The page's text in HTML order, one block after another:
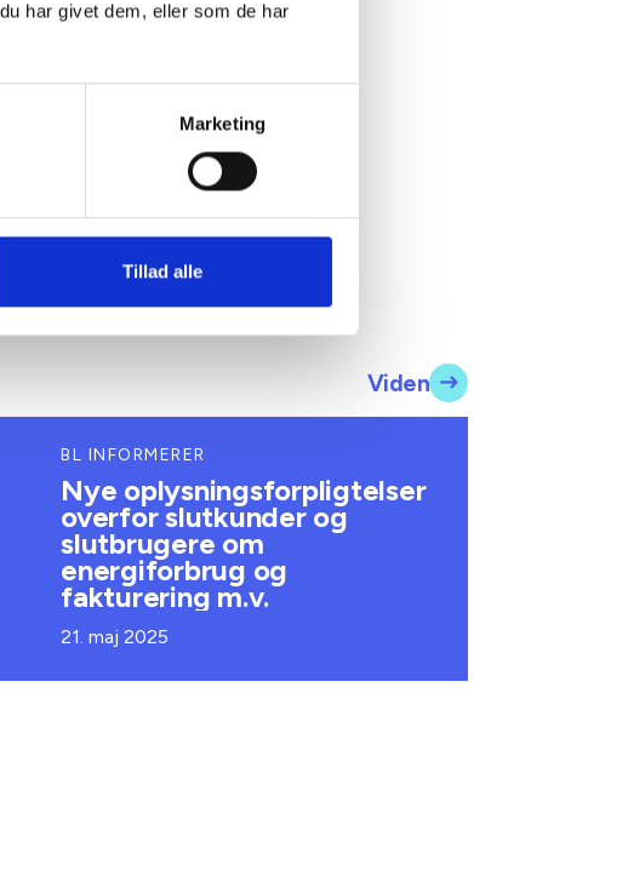
har givet dem, eller som de har
Marketing
Tillad alle
Larsen
Viden
BL INFORMERER
Nye oplysningsforpligtelser
overfor slutkunder og
slutbrugere om
energiforbrug og
fakturering m.v.
21. maj 2025